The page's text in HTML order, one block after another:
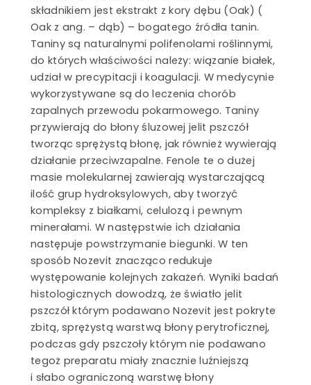
składnikiem jest ekstrakt z kory dębu (Oak) (
Oak z ang. – dąb) – bogatego źródła tanin.
Taniny są naturalnymi polifenolami roślinnymi,
do których właściwości należy: wiązanie białek,
udział w precypitacji i koagulacji. W medycynie
wykorzystywane są do leczenia chorób
zapalnych przewodu pokarmowego. Taniny
przywierają do błony śluzowej jelit pszczół
tworząc sprężystą błonę, jak również wywierają
działanie przeciwzapalne. Fenole te o dużej
masie molekularnej zawierają wystarczającą
ilość grup hydroksylowych, aby tworzyć
kompleksy z białkami, celulozą i pewnym
minerałami. W następstwie ich działania
następuje powstrzymanie biegunki. W ten
sposób Nozevit znacząco redukuje
występowanie kolejnych zakażeń. Wyniki badań
histologicznych dowodzą, że światło jelit
pszczół którym podawano Nozevit jest pokryte
zbitą, sprężystą warstwą błony perytroficznej,
podczas gdy pszczoły którym nie podawano
tegoż preparatu miały znacznie luźniejszą
i słabo ograniczoną warstwę błony